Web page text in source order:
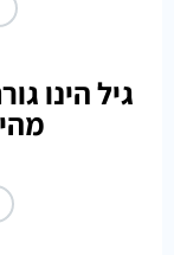
גיל הינו